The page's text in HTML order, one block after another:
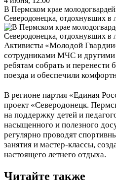
В Пермском крае
Северодонецка, отдохнувших в
Активисты «Молодой
сотрудниками МЧС и другими
ребятам собрать и перенести
поезда и обеспечили
В регионе партия «Единая
проект «Северодонецк.
на поддержку детей и
насыщенного и полезного
регулярно проводят
занятия и мастер-классы,
настоящего летнего отдыха.
Читайте также